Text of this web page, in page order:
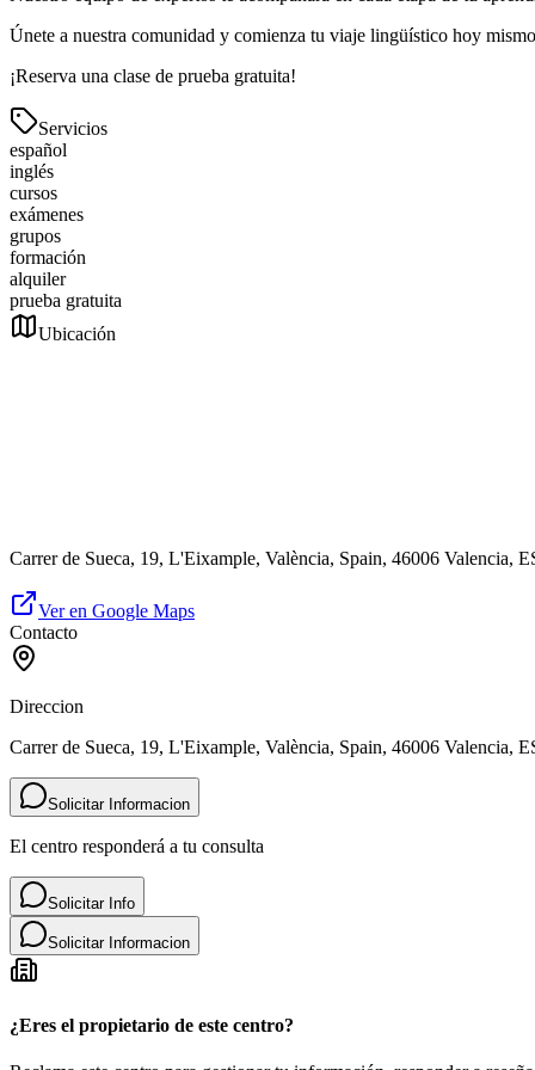
Únete a nuestra comunidad y comienza tu viaje lingüístico hoy
¡Reserva una clase de prueba gratuita!
Servicios
español
inglés
cursos
exámenes
grupos
formación
alquiler
prueba gratuita
Ubicación
Carrer de Sueca, 19, L'Eixample, València, Spain, 46006 Valencia,
Ver en Google Maps
Contacto
Direccion
Carrer de Sueca, 19, L'Eixample, València, Spain, 46006 Valencia,
Solicitar Informacion
El centro responderá a tu consulta
Solicitar Info
Solicitar Informacion
¿Eres el propietario de este centro?